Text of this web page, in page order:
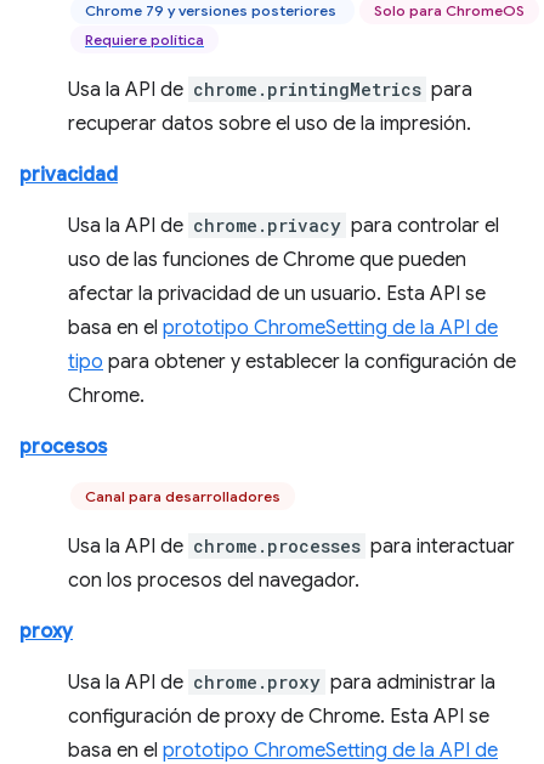
Chrome 79 y versiones posteriores
Solo para ChromeOS
Requiere política
Usa la API de chrome.printingMetrics para
recuperar datos sobre el uso de la impresión.
privacidad
Usa la API de chrome.privacy para controlar el
uso de las funciones de Chrome que pueden
afectar la privacidad de un usuario. Esta API se
basa en el prototipo ChromeSetting de la API de
tipo para obtener y establecer la configuración de
Chrome.
procesos
Canal para desarrolladores
Usa la API de chrome.processes para interactuar
con los procesos del navegador.
proxy
Usa la API de chrome.proxy para administrar la
configuración de proxy de Chrome. Esta API se
basa en el prototipo ChromeSetting de la API de